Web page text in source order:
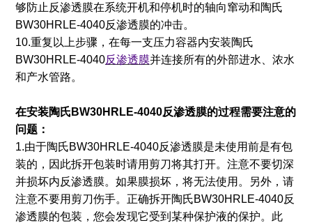
够防止反渗透膜在系统开机和停机时的轴向窜动和陶氏
BW30HRLE-4040反渗透膜的冲击。
10.重复以上步骤，在每一支压力容器内安装陶氏
BW30HRLE-4040反渗透膜并连接所有的外部进水、浓水
和产水管路。
在安装陶氏BW30HRLE-4040反渗透膜的过程需要注意的
问题：
1.由于陶氏BW30HRLE-4040反渗透膜是未使用前是有包
装的，因此拆开包装时请用剪刀将其打开。注意不要切深
并损坏内反渗透膜。如果膜损坏，将无法使用。另外，请
注意不要用剪刀伤手。正确拆开陶氏BW30HRLE-4040反
渗透膜的包装，您会发现它受到某种保护液的保护。此